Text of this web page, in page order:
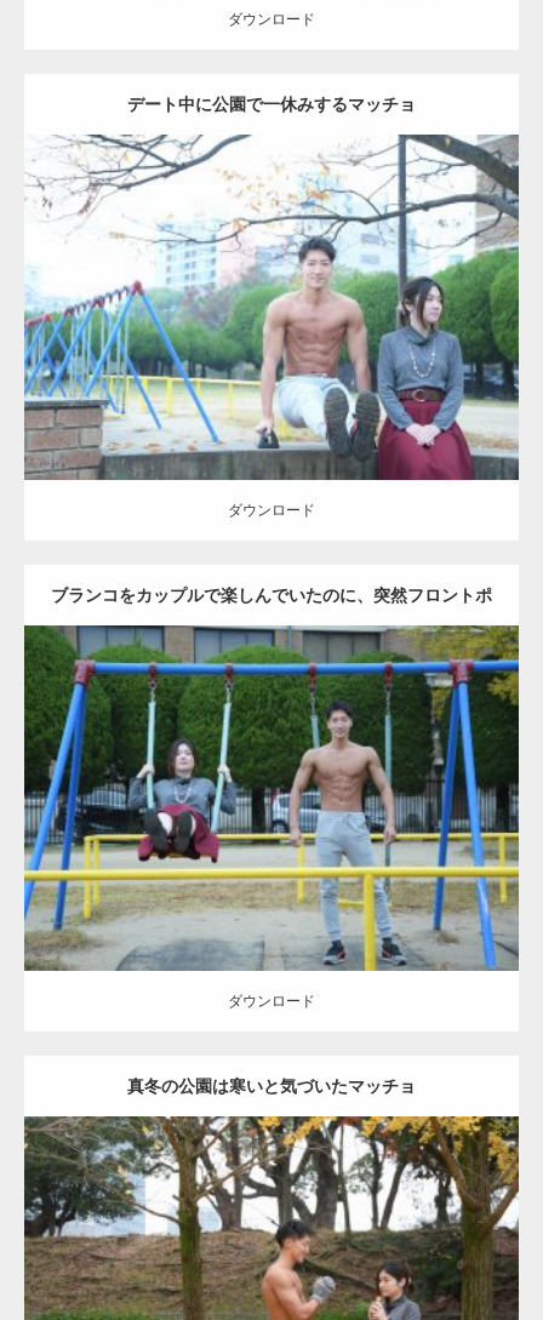
ダウンロード
デート中に公園で一休みするマッチョ
Update:2021.07.6
Category:公園のマッチョ その他 AKIHITO(細マッチョ) 腹筋
ダウンロード
ダウンロード
ブランコをカップルで楽しんでいたのに、突然フロントポ
ーズをするマッチョ
Update: 2021.07.6
Category:公園のマッチョ その他 AKIHITO(細マッチョ) 腹筋 大胸筋
ダウンロード
ダウンロード
真冬の公園は寒いと気づいたマッチョ
Update: 2021.07.8
Category:公園のマッチョ その他 AKIHITO(細マッチョ) 上腕三頭筋
肩